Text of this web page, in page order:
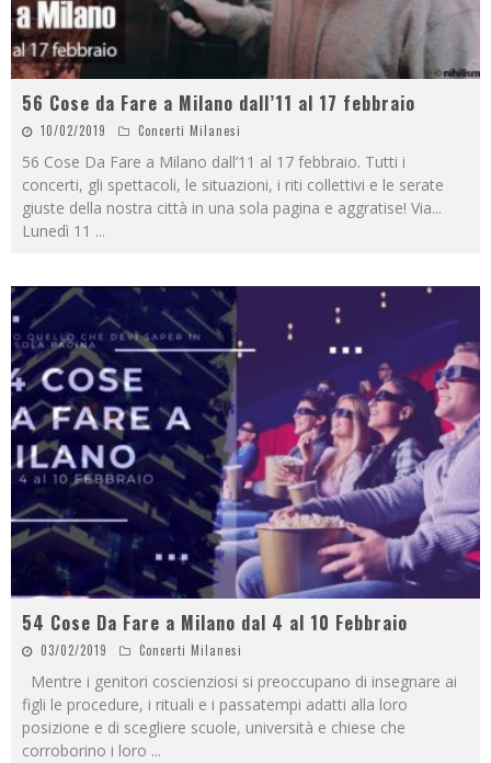
56 Cose da Fare a Milano dall’11 al 17 febbraio
10/02/2019 Concerti Milanesi
56 Cose Da Fare a Milano dall’11 al 17 febbraio. Tutti i
concerti, gli spettacoli, le situazioni, i riti collettivi e le serate
giuste della nostra città in una sola pagina e aggratise! Via...
Lunedì 11 ...
54 Cose Da Fare a Milano dal 4 al 10 Febbraio
03/02/2019 Concerti Milanesi
Mentre i genitori coscienziosi si preoccupano di insegnare ai
figli le procedure, i rituali e i passatempi adatti alla loro
posizione e di scegliere scuole, università e chiese che
corroborino i loro ...